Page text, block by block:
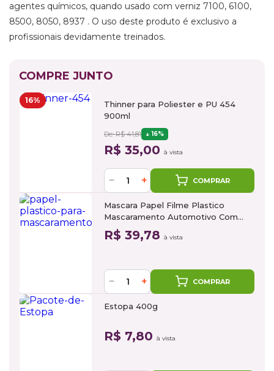
agentes químicos, quando usado com verniz 7100, 6100,
8500, 8050, 8937 . O uso deste produto é exclusivo a
profissionais devidamente treinados.
COMPRE JUNTO
16%
Thinner para Poliester e PU 454
900ml
De: R$ 41,81 16%
R$ 35,00 à vista
− + COMPRAR
Mascara Papel Filme Plastico
Mascaramento Automotivo Com
Fita 1,4m x 25m
R$ 39,78 à vista
− + COMPRAR
Estopa 400g
R$ 7,80 à vista